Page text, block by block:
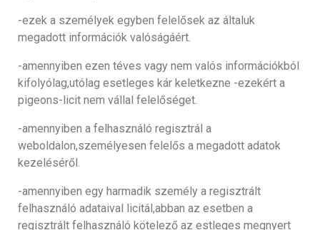
-ezek a személyek egyben felelősek az általuk
megadott információk valóságáért.
-amennyiben ezen téves vagy nem valós információkból
kifolyólag,utólag esetleges kár keletkezne -ezekért a
pigeons-licit nem vállal felelőséget.
-amennyiben a felhasználó regisztrál a
weboldalon,személyesen felelős a megadott adatok
kezeléséről.
-amennyiben egy harmadik személy a regisztrált
felhasználó adataival licitál,abban az esetben a
regisztrált felhasználó kötelező az estleges megnyert